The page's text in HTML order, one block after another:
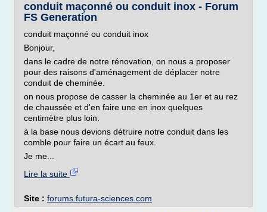
conduit maçonné ou conduit inox - Forum
FS Generation
conduit maçonné ou conduit inox
Bonjour,
dans le cadre de notre rénovation, on nous a proposer
pour des raisons d'aménagement de déplacer notre
conduit de cheminée.
on nous propose de casser la cheminée au 1er et au rez
de chaussée et d'en faire une en inox quelques
centimètre plus loin.
à la base nous devions détruire notre conduit dans les
comble pour faire un écart au feux.
Je me...
Lire la suite
Site : forums.futura-sciences.com